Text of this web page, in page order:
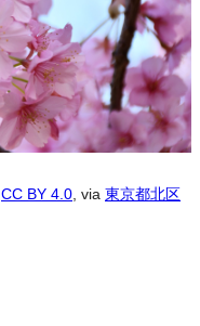
CC BY 4.0 , via 東京都北区